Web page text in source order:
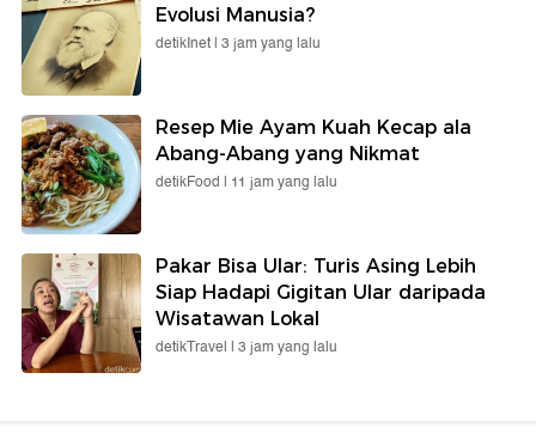
Evolusi Manusia?
detikInet | 3 jam yang lalu
Resep Mie Ayam Kuah Kecap ala
Abang-Abang yang Nikmat
detikFood | 11 jam yang lalu
Pakar Bisa Ular: Turis Asing Lebih
Siap Hadapi Gigitan Ular daripada
Wisatawan Lokal
detikTravel | 3 jam yang lalu